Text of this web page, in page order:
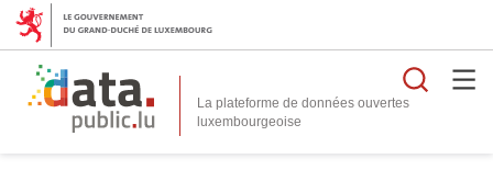
La plateforme de données ouvertes